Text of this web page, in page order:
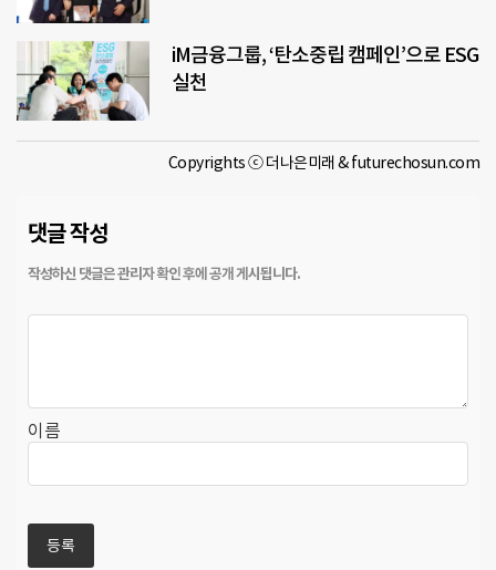
iM금융그룹, ‘탄소중립 캠페인’으로 ESG
실천
Copyrights ⓒ 더나은미래 & futurechosun.com
댓글 작성
이름